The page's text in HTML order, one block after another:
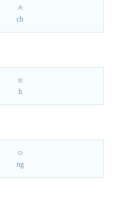
ㅊ
ch
ㅎ
h
ㅇ
ng